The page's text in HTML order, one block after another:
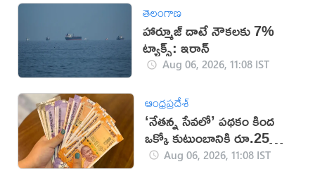
తెలంగాణ
హార్మూజ్ దాటే నౌకలకు 7%
ట్యాక్స్: ఇరాన్
Aug 06, 2026, 11:08 IST
ఆంధ్రప్రదేశ్
‘నేతన్న సేవలో’ పథకం కింద
ఒక్కో కుటుంబానికి రూ.25
వేలు.. డేట్ ఫిక్స్!
Aug 06, 2026, 11:08 IST